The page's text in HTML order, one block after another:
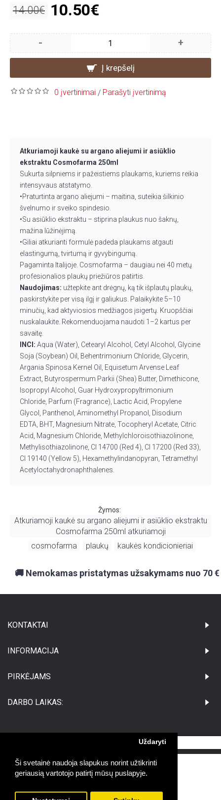
Ši svetainė naudoja slapukus norint užtikrinti
geriausią vartotojo patirtį mūsų puslapyje.
Uždaryti
14.00€ 10.50€
- +
Į krepšelį
0 įvertinimai / Parašyti įvertinimą
Atkuriamoji kaukė su argano aliejumi ir asiūklio
ekstraktu Cosmofarma 250ml
Sukurta silpniems ir pažeistiems plaukams, kuriems reikia
intensyvaus atstatymo.
•Praturtinta argano aliejumi – maitina, suteikia šilkinio
švelnumo ir sveiko spindesio.
•Su asiūklio ekstraktu – stiprina plaukus nuo šaknų,
mažina lūžinėjimą.
•Giliai atkurianti formulė padeda plaukams atgauti
elastingumą, tvirtumą ir gyvybingumą.
Pagaminta Italijoje. Cosmofarma – daugiau nei 40 metų
profesionalios plaukų priežiūros patirtis.
Naudojimas: užtepkite ant drėgnų, ką tik išplautų plaukų,
paskirstykite per visą ilgį ir galiukus. Palaikykite 5–10
minučių, kad aktyviosios medžiagos įsigertų. Kruopščiai
nuskalaukite. Rekomenduojama naudoti 1–2 kartus per
savaitę.
INCI: Aqua (Water), Cetearyl Alcohol, Cetyl Alcohol, Glycine
Soja (Soybean) Oil, Behentrimonium Chloride, Glycerin,
Argania Spinosa Kernel Oil, Equisetum Arvense Leaf
Extract, Butyrospermum Parkii (Shea) Butter, Dimethicone,
Isopropyl Alcohol, Guar Hydroxypropyltrimonium
Chloride, Parfum (Fragrance), Lactic Acid, Propylene
Glycol, Panthenol, Aminomethyl Propanol, Disodium
EDTA, BHT, Magnesium Nitrate, Tocopheryl Acetate, Citric
Acid, Magnesium Chloride, Methylchloroisothiazolinone
Methylisothiazolinone, CI 14700 (Red 4), CI 17200 (Red 33),
CI 19140 (Yellow 5), Hexamethylindanopyran , Tetramethyl
Acetyloctahydronaphthalenes
Žymos:
Atkuriamoji kaukė su argano aliejumi ir asiūklio ekstraktu
Cosmofarma 250ml atkuriamoji
cosmofarma plaukų kaukės kondicionieriai
🚚 Nemokamas pristatymas užsakymams nuo 70 €
KONTAKTAI
INFORMACIJA
PIRKĖJAMS
DARBO LAIKAS:
©Visos teisės saugomos UAB Medikatus